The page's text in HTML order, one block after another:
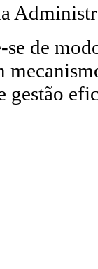
de
gestão